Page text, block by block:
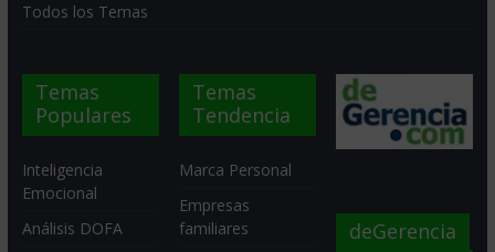
Todos los Temas
Temas
Populares
Inteligencia
Emocional
Análisis DOFA
Temas
Tendencia
Marca Personal
Empresas
familiares
deGerencia